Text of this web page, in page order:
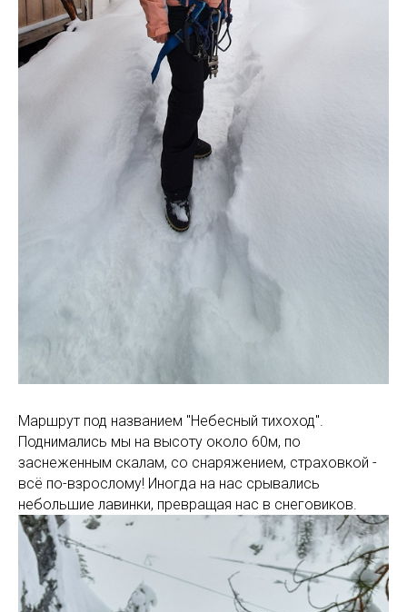
Маршрут под названием "Небесный тихоход".
Поднимались мы на высоту около 60м, по
заснеженным скалам, со снаряжением, страховкой -
всё по-взрослому! Иногда на нас срывались
небольшие лавинки, превращая нас в снеговиков.